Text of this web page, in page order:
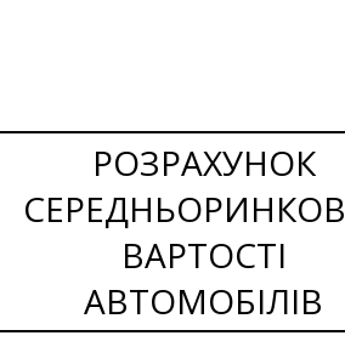
РОЗРАХУНОК
ВАРТОСТІ
АВТОМОБІЛІВ